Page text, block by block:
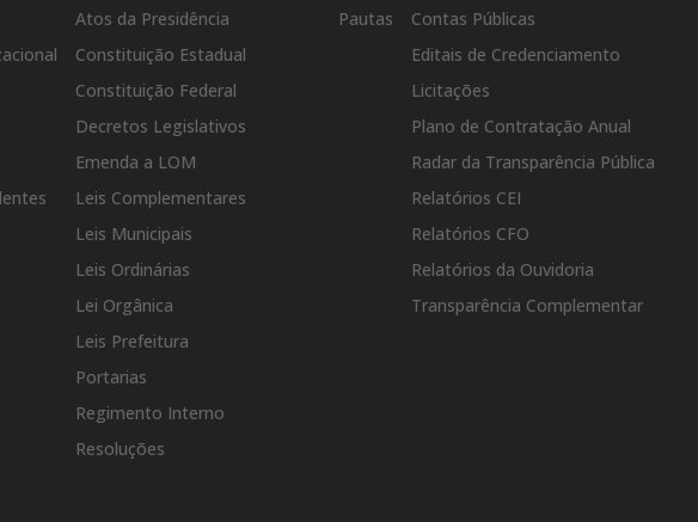
Atos da Presidência
Constituição Estadual
Constituição Federal
Decretos Legislativos
Emenda a LOM
Leis Complementares
Leis Municipais
Leis Ordinárias
Lei Orgânica
Leis Prefeitura
Portarias
Regimento Interno
Resoluções
Pautas
Contas Públicas
Editais de Credenciamento
Licitações
Plano de Contratação Anual
Radar da Transparência Pública
Relatórios CEI
Relatórios CFO
Relatórios da Ouvidoria
Transparência Complementar